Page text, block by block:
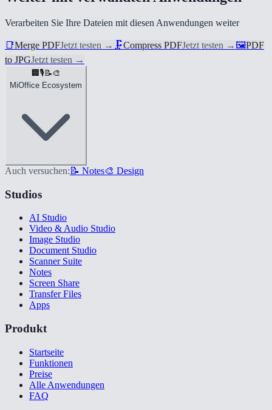
Verarbeiten Sie Ihre Dateien mit diesen Anwendungen weiter
📑Merge PDFJetzt testen → 🗜️Compress PDFJetzt testen →🖼️PDF
to JPGJetzt testen →
🏢 🎙️ 📝🎨
MiOffice Ecosystem
Auch versuchen: 📝 Notes🎨 Design
Studios
AI Studio
Video & Audio Studio
Image Studio
Document Studio
Scanner Suite
Notes
Screen Share
Transfer Files
Apps
Produkt
Startseite
Funktionen
Preise
Alle Anwendungen
FAQ